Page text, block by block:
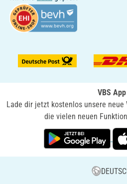
VBS App
Lade dir jetzt kostenlos unsere neue
die vielen neuen